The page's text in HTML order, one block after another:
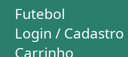
Dupla-Sena
Lotomania
Loteria Federal